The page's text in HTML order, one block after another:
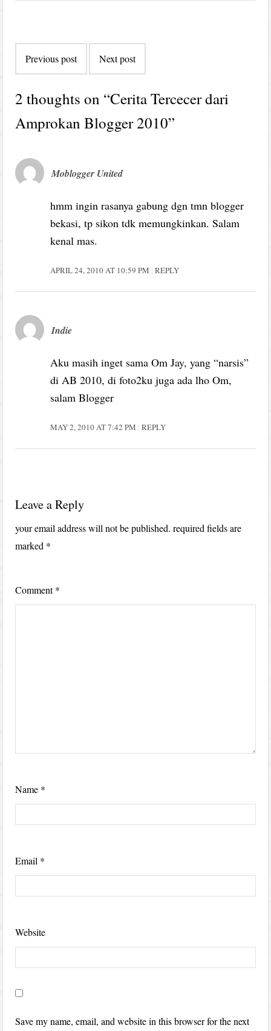
navigation
Previous post Next post
2 thoughts on “Cerita Tercecer dari
Amprokan Blogger 2010”
Moblogger United
hmm ingin rasanya gabung dgn tmn blogger
bekasi, tp sikon tdk memungkinkan. Salam
kenal mas.
APRIL 24, 2010 AT 10:59 PM REPLY
Indie
Aku masih inget sama Om Jay, yang “narsis”
di AB 2010, di foto2ku juga ada lho Om,
salam Blogger
MAY 2, 2010 AT 7:42 PM REPLY
Leave a Reply
your email address will not be published. required fields are
marked *
Comment*
Name *
Email *
Website
Save my name, email, and website in this browser for the next